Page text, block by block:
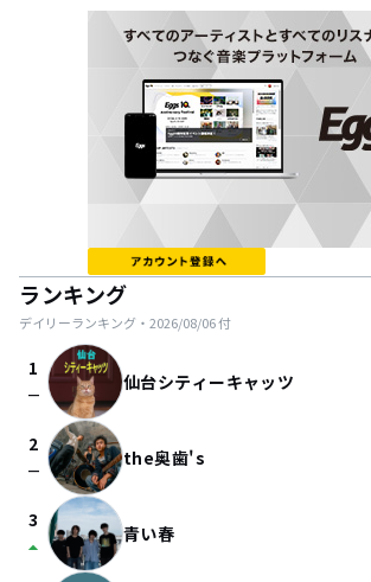
ランキング
デイリーランキング・ 2026/08/06付
1
check_indeterminate_small 仙台シティーキャッツ
2
check_indeterminate_small the奥歯's
3
arrow_drop_up 青い春